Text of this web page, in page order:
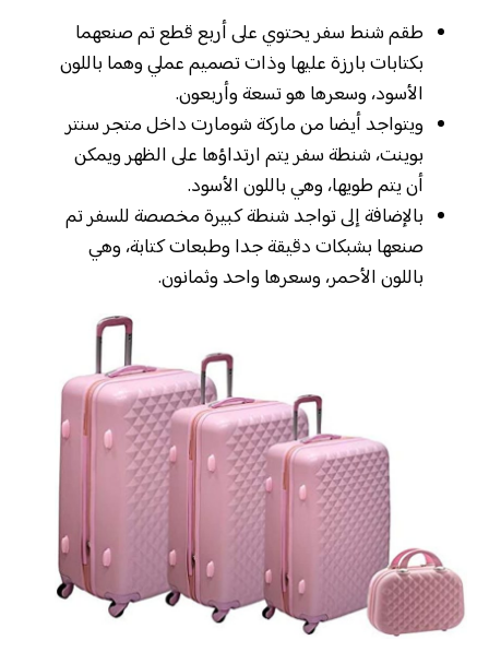
طقم شنط سفر يحتوي على أربع قطع تم صنعهما
بكتابات بارزة عليها وذات تصميم عملي وهما باللون
الأسود، وسعرها هو تسعة وأربعون.
ويتواجد أيضا من ماركة شومارت داخل متجر سنتر
بوينت، شنطة سفر يتم ارتداؤها على الظهر ويمكن
أن يتم طويها، وهي باللون الأسود.
بالإضافة إلى تواجد شنطة كبيرة مخصصة للسفر تم
صنعها بشبكات دقيقة جدا وطبعات كتابة، وهي
باللون الأحمر، وسعرها واحد وثمانون.